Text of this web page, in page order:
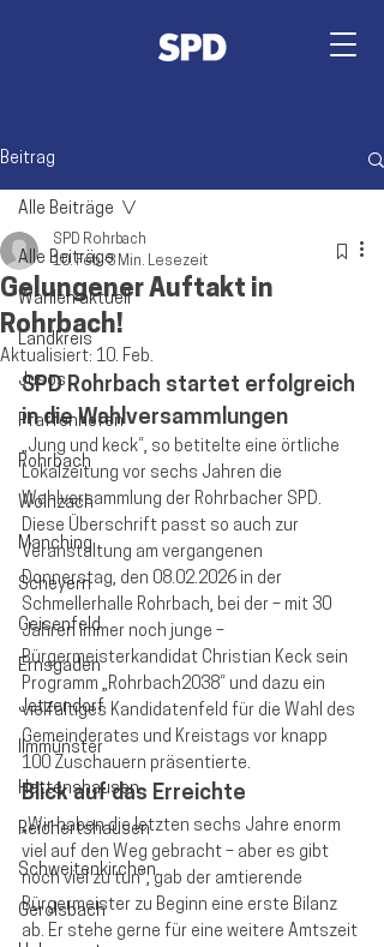
Beitrag
Alle Beiträge
Wahlen aktuell
Landkreis
Jusos
Pfaffenhofen
Rohrbach
Wolnzach
Manching
Scheyern
Geisenfeld
Ernsgaden
Jetzendorf
Ilmmünster
Hettenshausen
Reichertshausen
Schweitenkirchen
Gerolsbach
Alle Beiträge
Gelungener Auftakt in
Rohrbach!
SPD Rohrbach
10. Feb. 3 Min. Lesezeit
Aktualisiert: 10. Feb.
SPD Rohrbach startet erfolgreich
in die Wahlversammlungen
„Jung und keck“, so betitelte eine örtliche
Lokalzeitung vor sechs Jahren die
Wahlversammlung der Rohrbacher SPD.
Diese Überschrift passt so auch zur
Veranstaltung am vergangenen
Donnerstag, den 08.02.2026 in der
Schmellerhalle Rohrbach, bei der – mit 30
Jahren immer noch junge –
Bürgermeisterkandidat Christian Keck sein
Programm „Rohrbach2038“ und dazu ein
vielfältiges Kandidatenfeld für die Wahl des
Gemeinderates und Kreistags vor knapp
100 Zuschauern präsentierte.
Blick auf das Erreichte
„Wir haben die letzten sechs Jahre enorm
viel auf den Weg gebracht – aber es gibt
noch viel zu tun“, gab der amtierende
Bürgermeister zu Beginn eine erste Bilanz
ab. Er stehe gerne für eine weitere Amtszeit